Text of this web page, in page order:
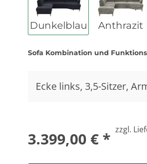
Dunkelblau Anthrazit
Sofa Kombination und
Ecke links, 3,5-Sitzer,
3.399,00 € * zzgl.